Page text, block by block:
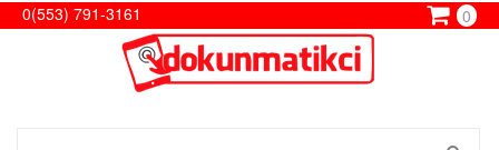
0(553) 791-3161 0